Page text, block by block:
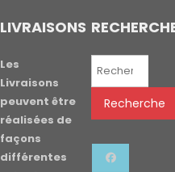
LIVRAISONS
Les
Livraisons
peuvent être
réalisées de
façons
différentes
Recherche
Recherche